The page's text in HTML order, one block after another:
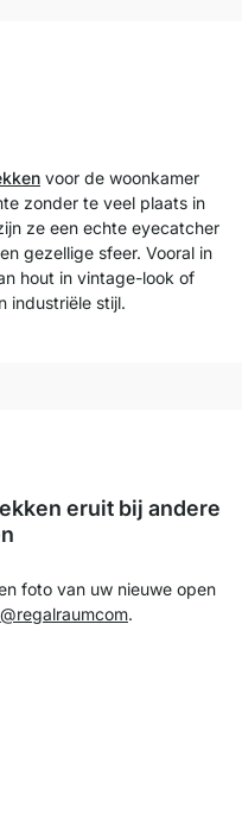
voor de woonkamer
zonder te veel plaats in
ze een echte eyecatcher
gezellige sfeer. Vooral in
hout in vintage-look of
industriële stijl.
eruit bij andere
foto van uw nieuwe open
@regalraumcom.